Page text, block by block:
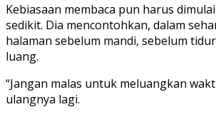
Kebiasaan membaca pun harus
sedikit. Dia mencontohkan, dalam
halaman sebelum mandi, sebelum
luang.
“Jangan malas untuk meluangkan
ulangnya lagi.